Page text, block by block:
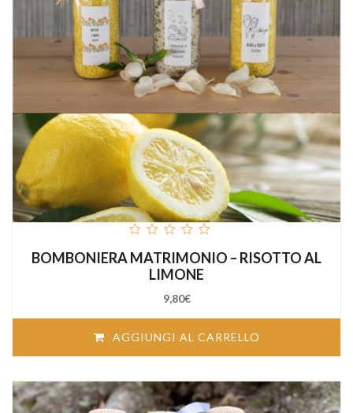
of
5
BOMBONIERA MATRIMONIO – RISOTTO AL
LIMONE
9,80€
AGGIUNGI AL CARRELLO